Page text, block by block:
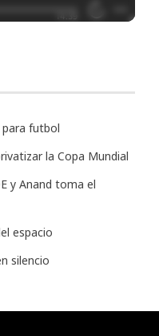
futbol
la Copa Mundial
y Anand toma el
espacio
silencio